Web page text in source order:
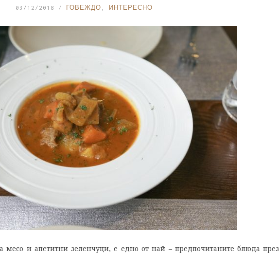
03/12/2018 ГОВЕЖДО ИНТЕРЕСНО
месо и апетитни зеленчуци, е едно от най – предпочитаните блюда през